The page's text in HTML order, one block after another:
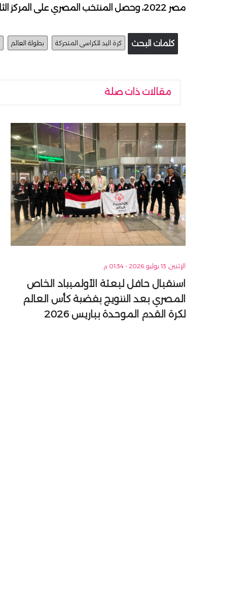
مصر 2022، وحصل المنتخب المصري على المركز الثاني والميدالية الفضية.
كلمات البحث كرة اليد للكراسى المتحركة بطولة العالم
مقالات ذات صلة
الإثنين, 13 يوليو 2026 - 01:34 م
استقبال حافل لبعثة الأولمبياد الخاص
المصري بعد التتويج بفضية كأس العالم
لكرة القدم الموحدة بباريس 2026